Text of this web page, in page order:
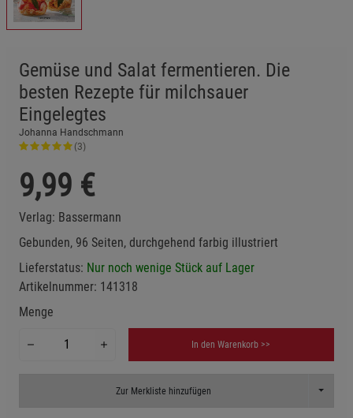
Gemüse und Salat fermentieren. Die
besten Rezepte für milchsauer
Eingelegtes
Johanna Handschmann
(3)
9,99 €
Verlag: Bassermann
Gebunden, 96 Seiten, durchgehend farbig illustriert
Lieferstatus: Nur noch wenige Stück auf Lager
Artikelnummer: 141318
Menge
In den Warenkorb >>
Zur Merkliste hinzufügen Toggle